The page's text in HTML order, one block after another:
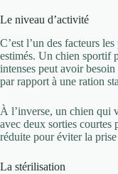
Le niveau d’activité
C’est l’un des facteurs
estimés. Un chien sportif
intenses peut avoir
par rapport à une ration
À l’inverse, un chien qui
avec deux sorties
réduite pour éviter la
La stérilisation